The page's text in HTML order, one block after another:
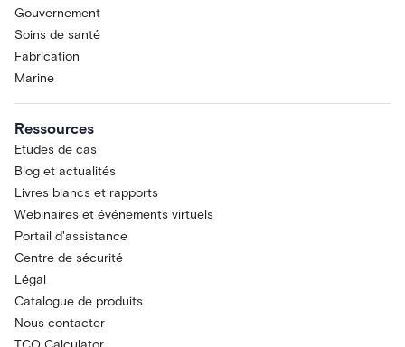
Gouvernement
Soins de santé
Fabrication
Marine
Ressources
Etudes de cas
Blog et actualités
Livres blancs et rapports
Webinaires et événements virtuels
Portail d'assistance
Centre de sécurité
Légal
Catalogue de produits
Nous contacter